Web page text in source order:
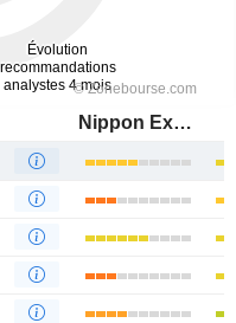
Nippon Express Holdings, Inc.